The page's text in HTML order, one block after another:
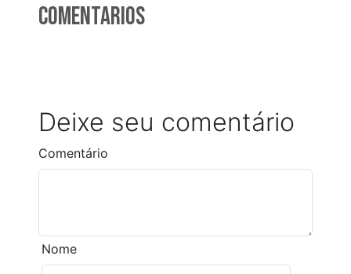
Comentarios
Deixe seu comentário
Comentário
Nome